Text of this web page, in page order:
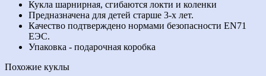
Кукла шарнирная, сгибаются локти и коленки
Предназначена для детей старше 3-х лет.
Качество подтверждено нормами безопасности EN71
ЕЭС.
Упаковка - подарочная коробка
Похожие куклы